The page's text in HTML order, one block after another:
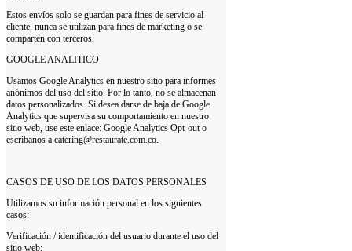
Estos envíos solo se guardan para fines de servicio al
cliente, nunca se utilizan para fines de marketing o se
comparten con terceros.
GOOGLE ANALITICO
Usamos Google Analytics en nuestro sitio para informes
anónimos del uso del sitio. Por lo tanto, no se almacenan
datos personalizados. Si desea darse de baja de Google
Analytics que supervisa su comportamiento en nuestro
sitio web, use este enlace: Google Analytics Opt-out o
escribanos a catering@restaurate.com.co.
CASOS DE USO DE LOS DATOS PERSONALES
Utilizamos su información personal en los siguientes
casos:
Verificación / identificación del usuario durante el uso del
sitio web;